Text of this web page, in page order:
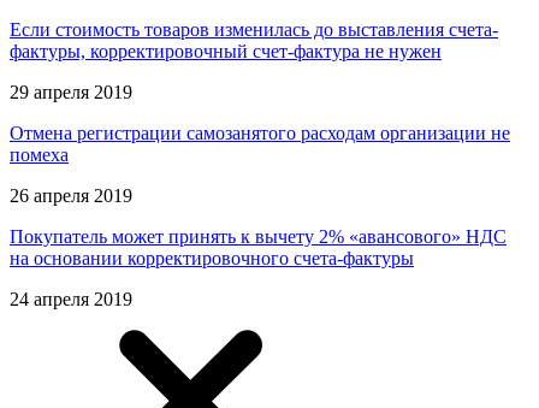
Если стоимость товаров изменилась до выставления счета-
фактуры, корректировочный счет-фактура не нужен
29 апреля 2019
Отмена регистрации самозанятого расходам организации не
помеха
26 апреля 2019
Покупатель может принять к вычету 2% «авансового» НДС
на основании корректировочного счета-фактуры
24 апреля 2019